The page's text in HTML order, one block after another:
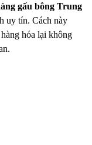
gấu bông Trung
uy tín. Cách này
hóa lại không